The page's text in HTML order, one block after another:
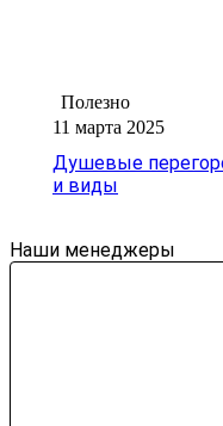
Полезно
11 марта 2025
Душевые
и виды
Наши менеджеры